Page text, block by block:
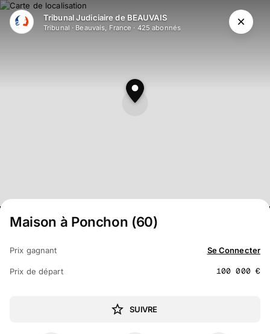
Aller au contenu principal
Tribunal Judiciaire de BEAUVAIS
Tribunal · Beauvais, France · 425 abonnés
Maison à Ponchon (60)
Prix gagnant Se Connecter
Prix de départ 100 000 €
SUIVRE